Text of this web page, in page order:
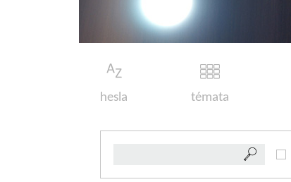
hesla témata